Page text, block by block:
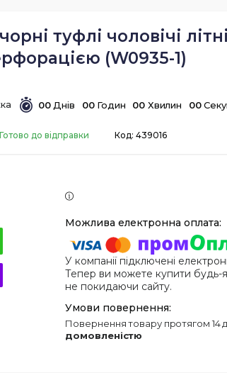
туфлі чоловічі
(W0935-1)
00 Днів 00 Годин 00 Хвилин 00
Готово до відправки Код: 439016
У компанії підключені
Тепер ви можете купити будь-
не покидаючи сайту.
повернення товару протягом 14
домовленістю